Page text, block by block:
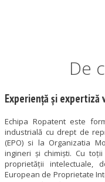
De
Experiență și expertiză
Echipa Ropatent este
industrială cu drept de
(EPO) si la Organizatia
ingineri și chimişti. Cu
proprietății intelectuale,
European de Proprietate